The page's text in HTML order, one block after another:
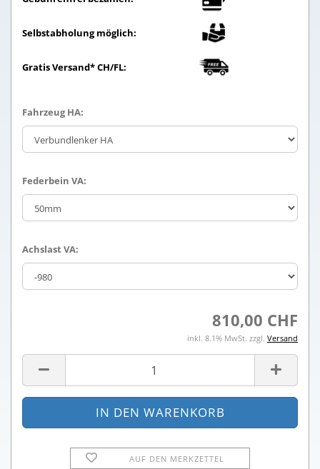
Selbstabholung möglich:
Gratis Versand* CH/FL:
Fahrzeug HA:
Federbein VA:
Achslast VA:
810,00 CHF
inkl. 8.1% MwSt. zzgl. Versand
AUF DEN MERKZETTEL